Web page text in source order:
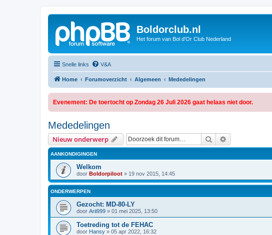
Boldorclub.nl
Het forum van Bol d'Or Club Nederland
Snelle links V&A
Home Forumoverzicht Algemeen Mededelingen
Evenement: De toertocht op Zondag 26 Juli 2026 gaat helaas niet door.
Mededelingen
Nieuw onderwerp Zoek
AANKONDIGINGEN
Welkom
door Boldorpiloot » 19 nov 2015, 14:45
ONDERWERPEN
Gezocht: MD-80-LY
door Arii999 » 01 mei 2025, 13:50
Toetreding tot de FEHAC
door Hansy » 05 apr 2022, 16:32